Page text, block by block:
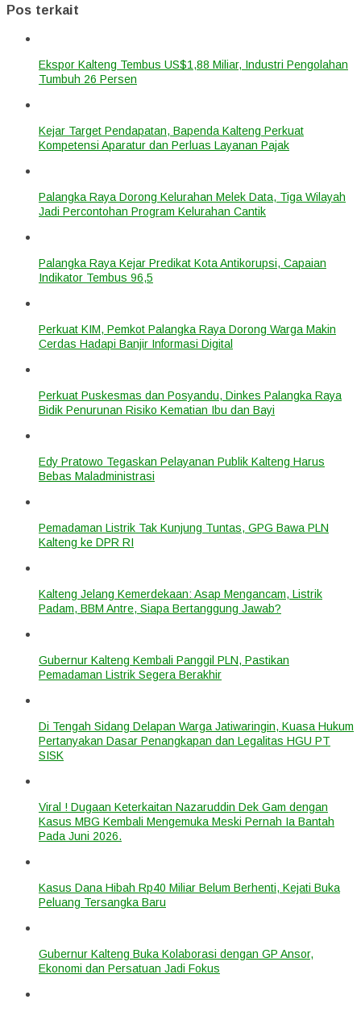
Pos terkait
Ekspor Kalteng Tembus US$1,88 Miliar, Industri Pengolahan
Tumbuh 26 Persen
Kejar Target Pendapatan, Bapenda Kalteng Perkuat
Kompetensi Aparatur dan Perluas Layanan Pajak
Palangka Raya Dorong Kelurahan Melek Data, Tiga Wilayah
Jadi Percontohan Program Kelurahan Cantik
Palangka Raya Kejar Predikat Kota Antikorupsi, Capaian
Indikator Tembus 96,5
Perkuat KIM, Pemkot Palangka Raya Dorong Warga Makin
Cerdas Hadapi Banjir Informasi Digital
Perkuat Puskesmas dan Posyandu, Dinkes Palangka Raya
Bidik Penurunan Risiko Kematian Ibu dan Bayi
Edy Pratowo Tegaskan Pelayanan Publik Kalteng Harus
Bebas Maladministrasi
Pemadaman Listrik Tak Kunjung Tuntas, GPG Bawa PLN
Kalteng ke DPR RI
Kalteng Jelang Kemerdekaan: Asap Mengancam, Listrik
Padam, BBM Antre, Siapa Bertanggung Jawab?
Gubernur Kalteng Kembali Panggil PLN, Pastikan
Pemadaman Listrik Segera Berakhir
Di Tengah Sidang Delapan Warga Jatiwaringin, Kuasa Hukum
Pertanyakan Dasar Penangkapan dan Legalitas HGU PT
SISK
Viral ! Dugaan Keterkaitan Nazaruddin Dek Gam dengan
Kasus MBG Kembali Mengemuka Meski Pernah Ia Bantah
Pada Juni 2026.
Kasus Dana Hibah Rp40 Miliar Belum Berhenti, Kejati Buka
Peluang Tersangka Baru
Gubernur Kalteng Buka Kolaborasi dengan GP Ansor,
Ekonomi dan Persatuan Jadi Fokus